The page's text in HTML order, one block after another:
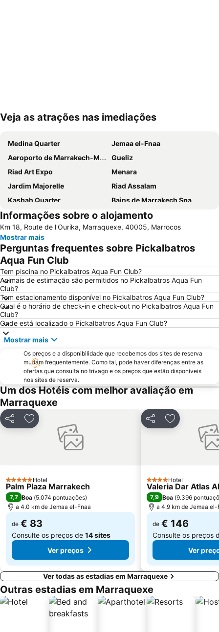
Ampliar mapa
Veja as atrações nas imediações
Medina Quarter
Jemaa el-Fnaa
Aeroporto de Marrakech-Menara
Gueliz
Riad Art Expo
Menara
Jardim Majorelle
Riad Assalam
Kasbah Quarter
Bains de Marrakech Spa
Théâtre Royal
Marrakesh Railway Station
Ourika Valley
Grand Casino Mamounia
Palmeraie Golf Palace
Mesquita Koutoubia
El Badi Palace
Saadien Tombs
Marrakech Museum
La Plage Rouge
Al Maaden Golf Resort
Dar Si Said Museum
Bahia Palace
Sidi Mimoun Garden
Agdal Gardens
Oasiria Water Park
Mellah
Avenue Mohammed V
Marrakech Palmery
Stade El-Harti
Church of the Holy Martyrs
Sidi Youssef Ben Ali
Marrakesh City Hall
Belbekkar
Nikki Beach Club
Informações sobre o alojamento
Km 18, Route de l'Ourika, Marraquexe, 40005, Marrocos
Mostrar mais
Perguntas frequentes sobre Pickalbatros
Aqua Fun Club
Tem piscina no Pickalbatros Aqua Fun Club?
Animais de estimação são permitidos no Pickalbatros Aqua Fun
Club?
Tem estacionamento disponível no Pickalbatros Aqua Fun Club?
Qual é o horário de check-in e check-out no Pickalbatros Aqua Fun
Club?
Onde está localizado o Pickalbatros Aqua Fun Club?
Mostrar mais
Os preços e a disponibilidade que recebemos dos sites de reserva
mudam frequentemente. Como tal, pode haver diferenças entre as
ofertas que consulta no trivago e os preços que estão disponíveis
nos sites de reserva.
Um dos Hotéis com melhor avaliação em
Marraquexe
PartilharAdicionar aos favoritos
5 EstrelasHotel
Palm Plaza Marrakech
7,7 Boa (5.074 pontuações)
a 4.0 km de Jemaa el-Fnaa
de € 83
Consulte os preços de 14 sites
Ver preços
PartilharAdicionar
4 Estrelas
Hotel
Valeria Dar Atlas
7,9 Boa (9.396
a 4.9 km de Jemaa el-
de € 146
Consulte os preços
Ver
Ver todas as estadias em Marraquexe
Outras estadias em Marraquexe